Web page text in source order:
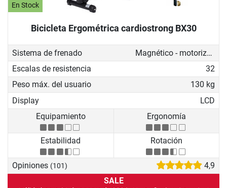
En Stock
Bicicleta Ergométrica cardiostrong BX30
Sistema de frenado
Magnético - motorizado
Escalas de resistencia
32
Peso máx. del usuario
130 kg
Display
LCD
Equipamiento
Ergonomía
Estabilidad Rotación
Opiniones (101)
4,9
SALE